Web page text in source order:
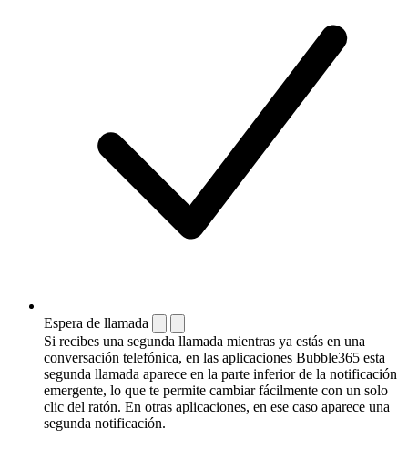
Espera de llamada
Si recibes una segunda llamada mientras ya estás en una
conversación telefónica, en las aplicaciones Bubble365 esta
segunda llamada aparece en la parte inferior de la notificación
emergente, lo que te permite cambiar fácilmente con un solo
clic del ratón. En otras aplicaciones, en ese caso aparece una
segunda notificación.